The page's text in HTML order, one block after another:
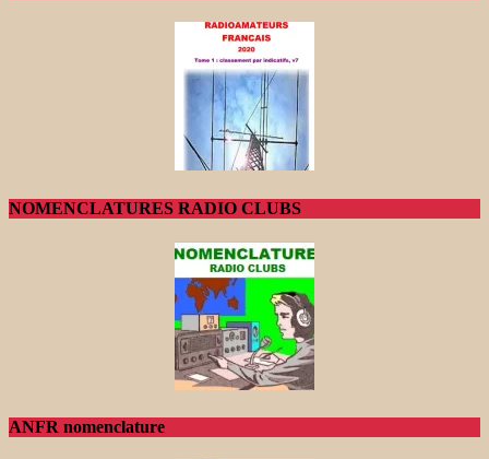
NOMENCLATURES RADIO CLUBS
ANFR nomenclature